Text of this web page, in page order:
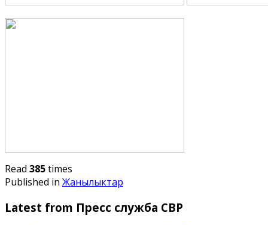
Read 385times
Published in Жанылыктар
Latest from Пресс служба СВР